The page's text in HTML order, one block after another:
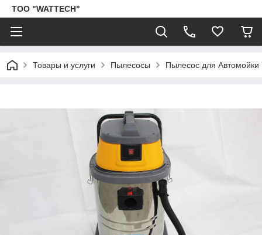
ТОО "WATTECH"
Товары и услуги Пылесосы Пылесос для Автомойки